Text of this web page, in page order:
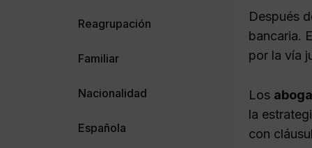
Después
bancaria.
por la vía
Los
la
con
Reagrupación
Familiar
Nacionalidad
Española